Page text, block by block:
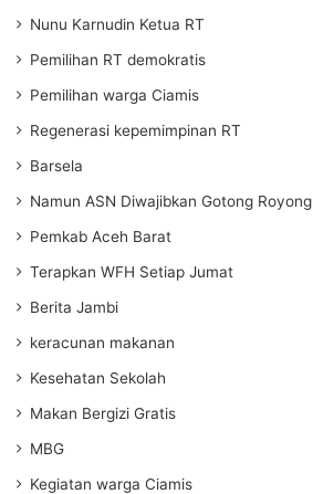
Nunu Karnudin Ketua RT
Pemilihan RT demokratis
Pemilihan warga Ciamis
Regenerasi kepemimpinan RT
Barsela
Namun ASN Diwajibkan Gotong Royong
Pemkab Aceh Barat
Terapkan WFH Setiap Jumat
Berita Jambi
keracunan makanan
Kesehatan Sekolah
Makan Bergizi Gratis
MBG
Kegiatan warga Ciamis